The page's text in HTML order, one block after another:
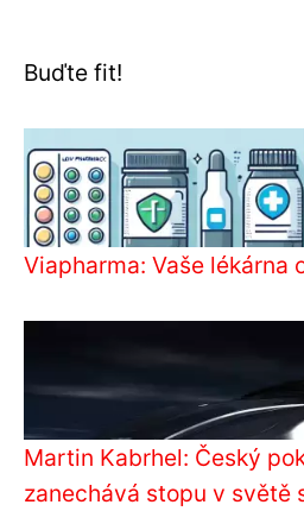
Buďte fit!
Viapharma: Vaše lékárna
Martin Kabrhel: Český
zanechává stopu v světě